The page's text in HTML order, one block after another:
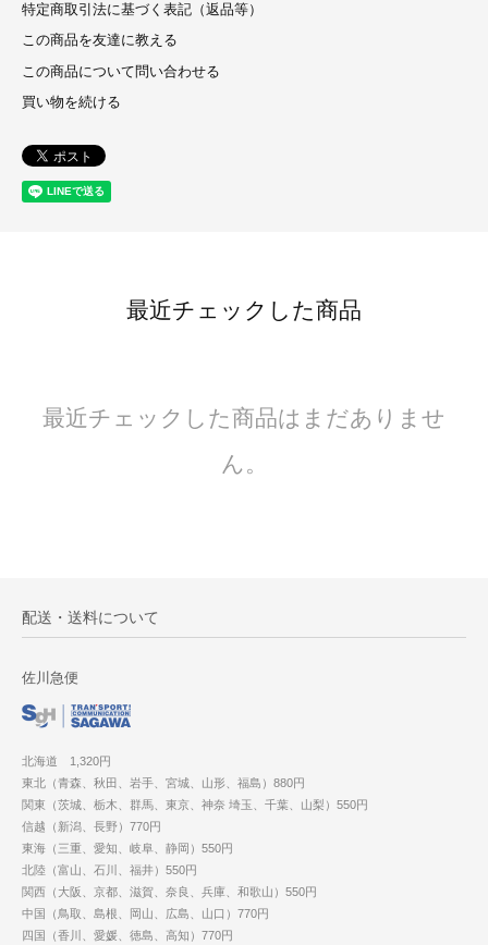
特定商取引法に基づく表記（返品等）
この商品を友達に教える
この商品について問い合わせる
買い物を続ける
最近チェックした商品
最近チェックした商品はまだありませ
ん。
配送・送料について
佐川急便
北海道 1,320円
東北（青森、秋田、岩手、宮城、山形、福島）880円
関東（茨城、栃木、群馬、東京、神奈 埼玉、千葉、山梨）550円
信越（新潟、長野）770円
東海（三重、愛知、岐阜、静岡）550円
北陸（富山、石川、福井）550円
関西（大阪、京都、滋賀、奈良、兵庫、和歌山）550円
中国（鳥取、島根、岡山、広島、山口）770円
四国（香川、愛媛、徳島、高知）770円